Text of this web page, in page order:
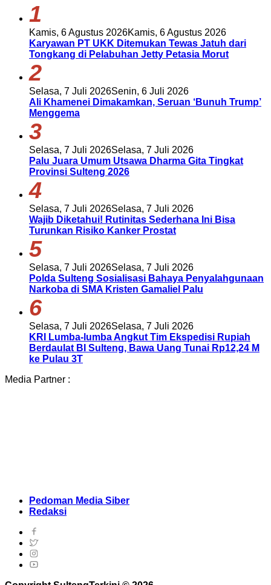
1
Kamis, 6 Agustus 2026Kamis, 6 Agustus 2026
Karyawan PT UKK Ditemukan Tewas Jatuh dari
Tongkang di Pelabuhan Jetty Petasia Morut
2
Selasa, 7 Juli 2026Senin, 6 Juli 2026
Ali Khamenei Dimakamkan, Seruan ‘Bunuh Trump’
Menggema
3
Selasa, 7 Juli 2026Selasa, 7 Juli 2026
Palu Juara Umum Utsawa Dharma Gita Tingkat
Provinsi Sulteng 2026
4
Selasa, 7 Juli 2026Selasa, 7 Juli 2026
Wajib Diketahui! Rutinitas Sederhana Ini Bisa
Turunkan Risiko Kanker Prostat
5
Selasa, 7 Juli 2026Selasa, 7 Juli 2026
Polda Sulteng Sosialisasi Bahaya Penyalahgunaan
Narkoba di SMA Kristen Gamaliel Palu
6
Selasa, 7 Juli 2026Selasa, 7 Juli 2026
KRI Lumba-lumba Angkut Tim Ekspedisi Rupiah
Berdaulat BI Sulteng, Bawa Uang Tunai Rp12,24 M
ke Pulau 3T
Media Partner :
Pedoman Media Siber
Redaksi